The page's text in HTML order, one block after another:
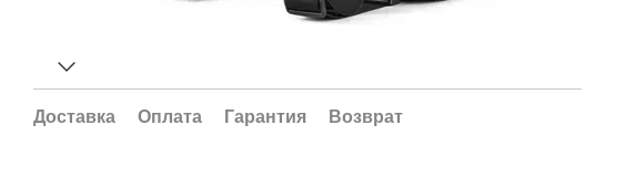
Доставка Оплата Гарантия Возврат